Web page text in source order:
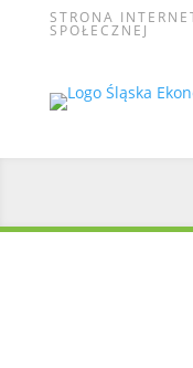
STRONA
SPOŁECZNEJ